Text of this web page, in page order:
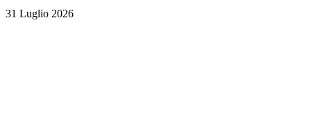
31 Luglio 2026